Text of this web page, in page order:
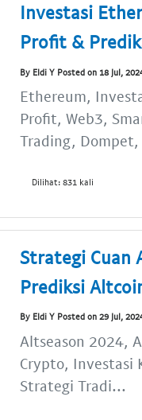
Investasi
Profit &
By Eldi Y Posted on 18 Jul,
Ethereum,
Profit, Web3,
Trading,
Dilihat: 831 kali
Strategi Cuan
Prediksi
By Eldi Y Posted on 29 Jul,
Altseason 2024,
Crypto, Investasi
Strategi Tradi...